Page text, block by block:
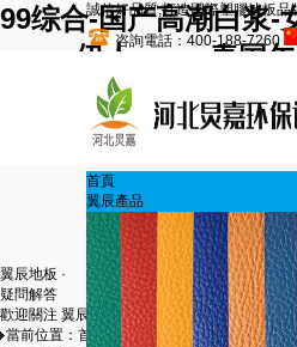
99综合-国产高潮白浆-
www.伊人.com-泰国
精品一区二区三区-免
誠信好品質,打造國際塑膠地板品
咨詢電話：400-188-7260
首頁
翼辰產品
翼辰地板 ·
疑問解答
歡迎關注 翼辰塑膠地板
當前位置： 首頁>>疑問解答